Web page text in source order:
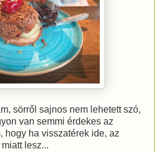
sörről sajnos nem lehetett szó,
van semmi érdekes az
hogy ha visszatérek ide, az
lesz...